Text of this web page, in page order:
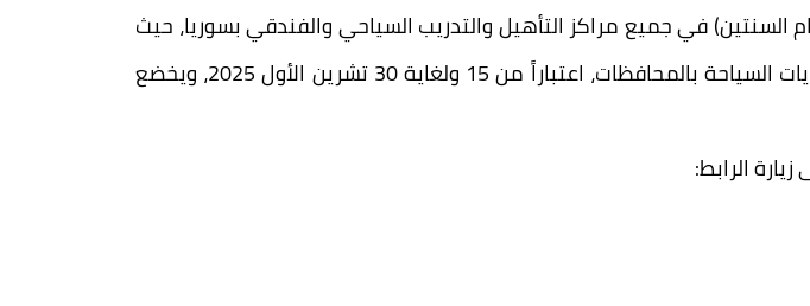
(نظام السنتين) في جميع مراكز التأهيل والتدريب السياحي والفندقي بسوريا، حيث
يتم التسجيل لدى الهيئة العامة للتدريب السياحي والفندقي في دمر، ومديريات السياحة بالمحافظات، اعتباراً من 15 ولغاية 30 تشرين الأول 2025، ويخضع
الرابط: